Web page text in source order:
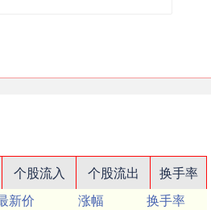
个股流入 个股流出
换手率
新价 涨幅
换手率